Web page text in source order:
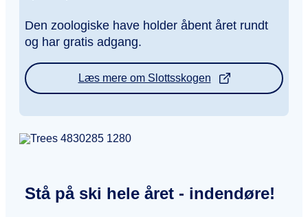
Den zoologiske have holder åbent året rundt
og har gratis adgang.
Læs mere om Slottsskogen
Stå på ski hele året - indendøre!